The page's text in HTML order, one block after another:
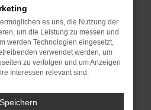
kann auch dazu führen,
nicht mehr
Webseitenbetreiber.
genannten Schritte versucht
bitte. Wir werden versuchen,
Du kannst uns diesen
bei der Fehlersuche zu
es uns, die Nutzung der
um die Leistung zu messen und
werden Technologien eingesetzt,
verwendet werden, um
zu verfolgen und um Anzeigen
Interessen relevant sind.
Speichern